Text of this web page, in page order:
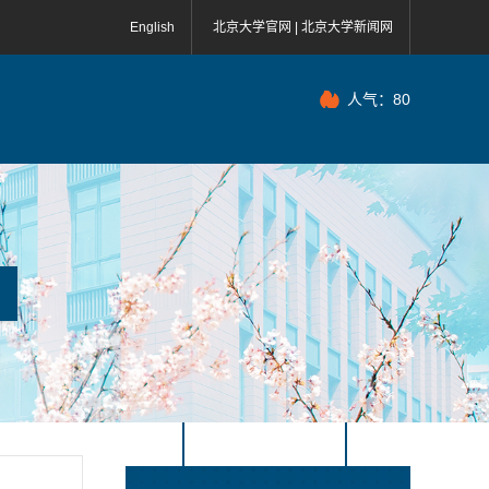
English 北京大学官网 | 北京大学新闻网
人气： 80